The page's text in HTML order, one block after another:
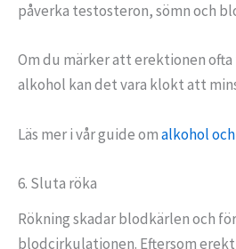
påverka testosteron, sömn och
Om du märker att erektionen ofta
alkohol kan det vara klokt att
Läs mer i vår guide omalkohol
6. Sluta röka
Rökning skadar blodkärlen och
blodcirkulationen. Eftersom